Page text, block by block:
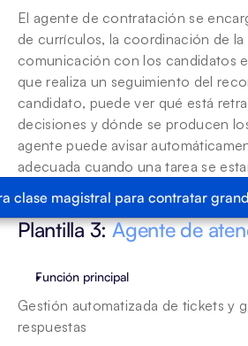
El agente de contratación se
de currículos, la coordinación de la
comunicación con los candidatos
que realiza un seguimiento del
candidato, puede ver qué está
decisiones y dónde se producen
agente puede avisar
adecuada cuando una tarea se
clase magistral para contratar
Plantilla 3: Agente de
Función principal
Gestión automatizada de tickets y
respuestas